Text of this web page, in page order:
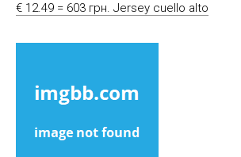
€ 12.49 = 603 грн. Jersey cuello alto